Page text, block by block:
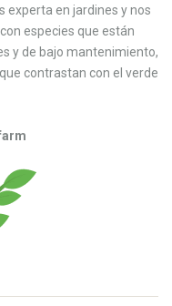
experta en jardines y nos
especies que están
y de bajo mantenimiento,
contrastan con el verde